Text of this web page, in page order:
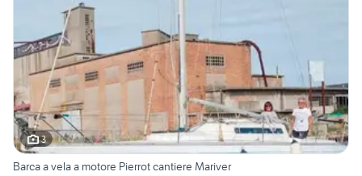
3
Barca a vela a motore Pierrot cantiere Mariver